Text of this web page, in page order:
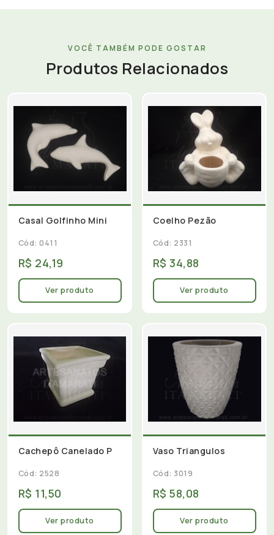
VOCÊ TAMBÉM PODE GOSTAR
Produtos Relacionados
Casal Golfinho Mini
Cód: 0411
R$ 24,19
Ver produto
Coelho Pezão
Cód: 2331
R$ 34,88
Ver produto
Cachepô Canelado P
Cód: 2528
R$ 11,50
Ver produto
Vaso Triangulos
Cód: 3019
R$ 58,08
Ver produto